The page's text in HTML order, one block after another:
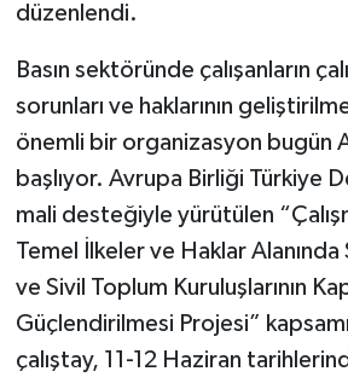
düzenlendi.
Basın sektöründe çalışanların
sorunları ve haklarının
önemli bir organizasyon bugün
başlıyor. Avrupa Birliği Türkiye
mali desteğiyle yürütülen
Temel İlkeler ve Haklar Alanında
ve Sivil Toplum Kuruluşlarının
Güçlendirilmesi Projesi”
çalıştay, 11-12 Haziran